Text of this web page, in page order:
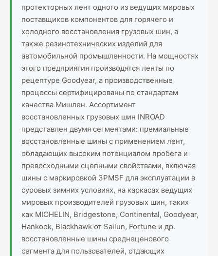
протекторных лент одного из ведущих мировых
поставщиков компонентов для горячего и
холодного восстановления грузовых шин, а
также резинотехнических изделий для
автомобильной промышленности. На мощностях
этого предприятия производятся ленты по
рецептуре Goodyear, а производственные
процессы сертифицированы по стандартам
качества Мишлен. Ассортимент
восстановленных грузовых шин INROAD
представлен двумя сегментами: премиальные
восстановленные шины с применением лент,
обладающих высоким потенциалом пробега и
превосходными сцепными свойствами, включая
шины с маркировкой 3PMSF для эксплуатации в
суровых зимних условиях, на каркасах ведущих
мировых производителей грузовых шин, таких
как MICHELIN, Bridgestone, Continental, Goodyear,
Hankook, Blackhawk от Sailun, Fortune и др.
восстановленные шины среднеценового
сегмента для пользователей, отдающих